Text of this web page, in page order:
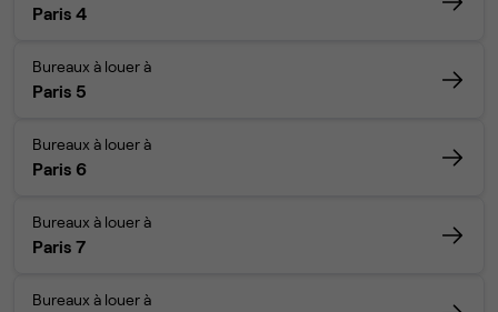
Paris 4
Bureaux à louer à
Paris 5
Bureaux à louer à
Paris 6
Bureaux à louer à
Paris 7
Bureaux à louer à